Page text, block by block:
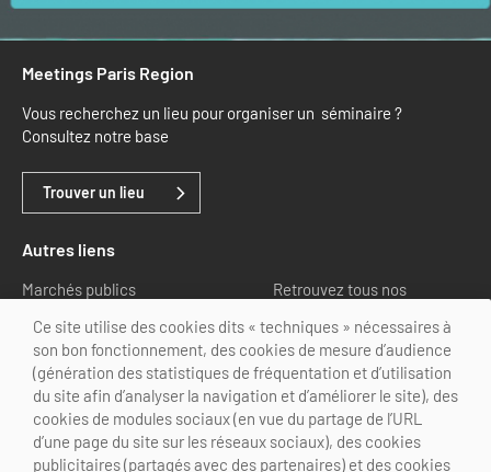
Meetings Paris Region
Vous recherchez un lieu pour organiser un séminaire ?
Consultez notre base
Trouver un lieu
Autres liens
Marchés publics
Retrouvez tous nos
Nous suivre
Ce site utilise des cookies dits « techniques » nécessaires à
son bon fonctionnement, des cookies de mesure d’audience
(génération des statistiques de fréquentation et d’utilisation
du site afin d’analyser la navigation et d’améliorer le site), des
cookies de modules sociaux (en vue du partage de l’URL
d’une page du site sur les réseaux sociaux), des cookies
publicitaires (partagés avec des partenaires) et des cookies